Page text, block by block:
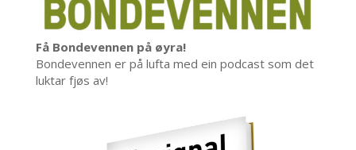
Få Bondevennen på øyra!
Bondevennen er på lufta med ein podcast som det
luktar fjøs av!